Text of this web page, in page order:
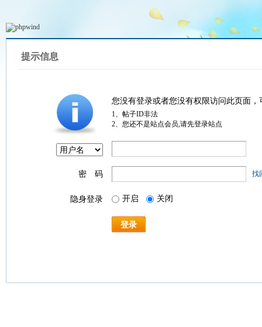
提示信息
您没有登录或者您没有权限访问此页面
1、帖子ID非法
2、您还不是站点会员,请先登录站点
密 码 找
隐身登录 开启 关闭
登录